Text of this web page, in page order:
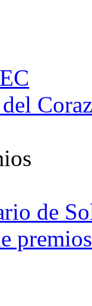
de
premios